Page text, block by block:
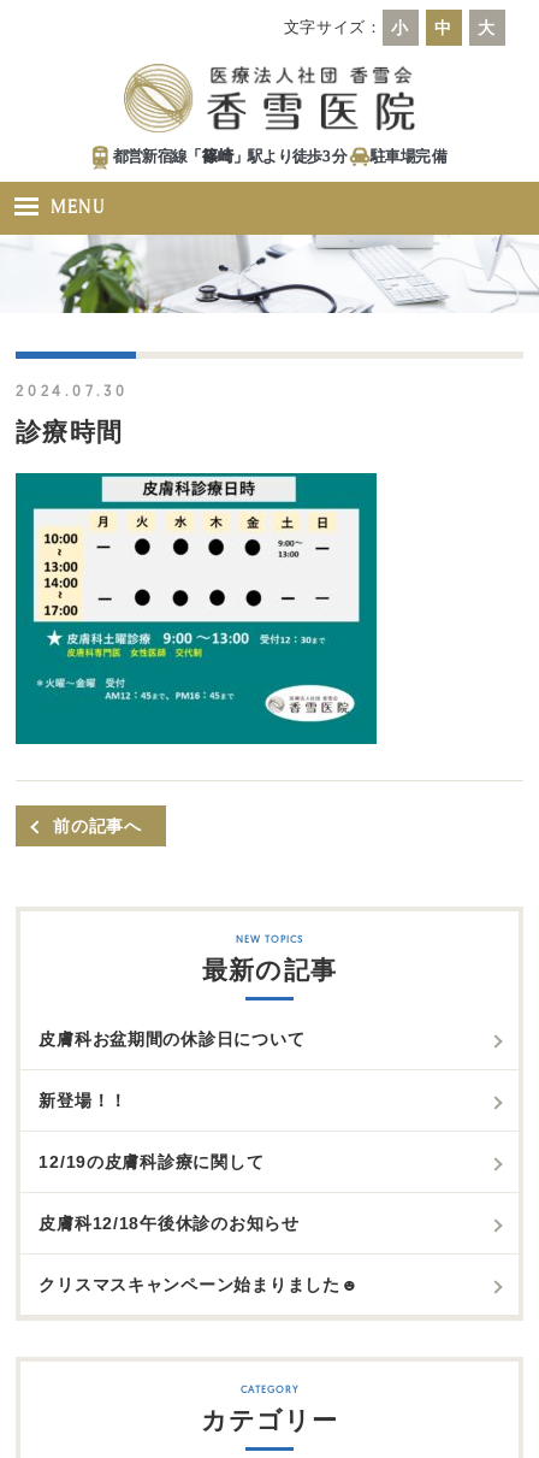
文字サイズ： 小 中 大
都営新宿線「篠崎」駅より徒歩3分 駐車場完備
MENU
2024.07.30
診療時間
前の記事へ
最新の記事
皮膚科お盆期間の休診日について
新登場！！
12/19の皮膚科診療に関して
皮膚科12/18午後休診のお知らせ
クリスマスキャンペーン始まりました☻
カテゴリー